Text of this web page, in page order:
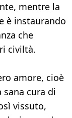
mentre la
è instaurando
che
civiltà.
amore, cioè
cura di
vissuto,